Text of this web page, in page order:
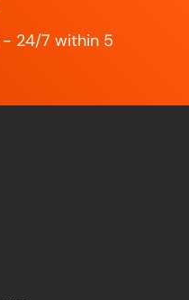
- 24/7 within 5